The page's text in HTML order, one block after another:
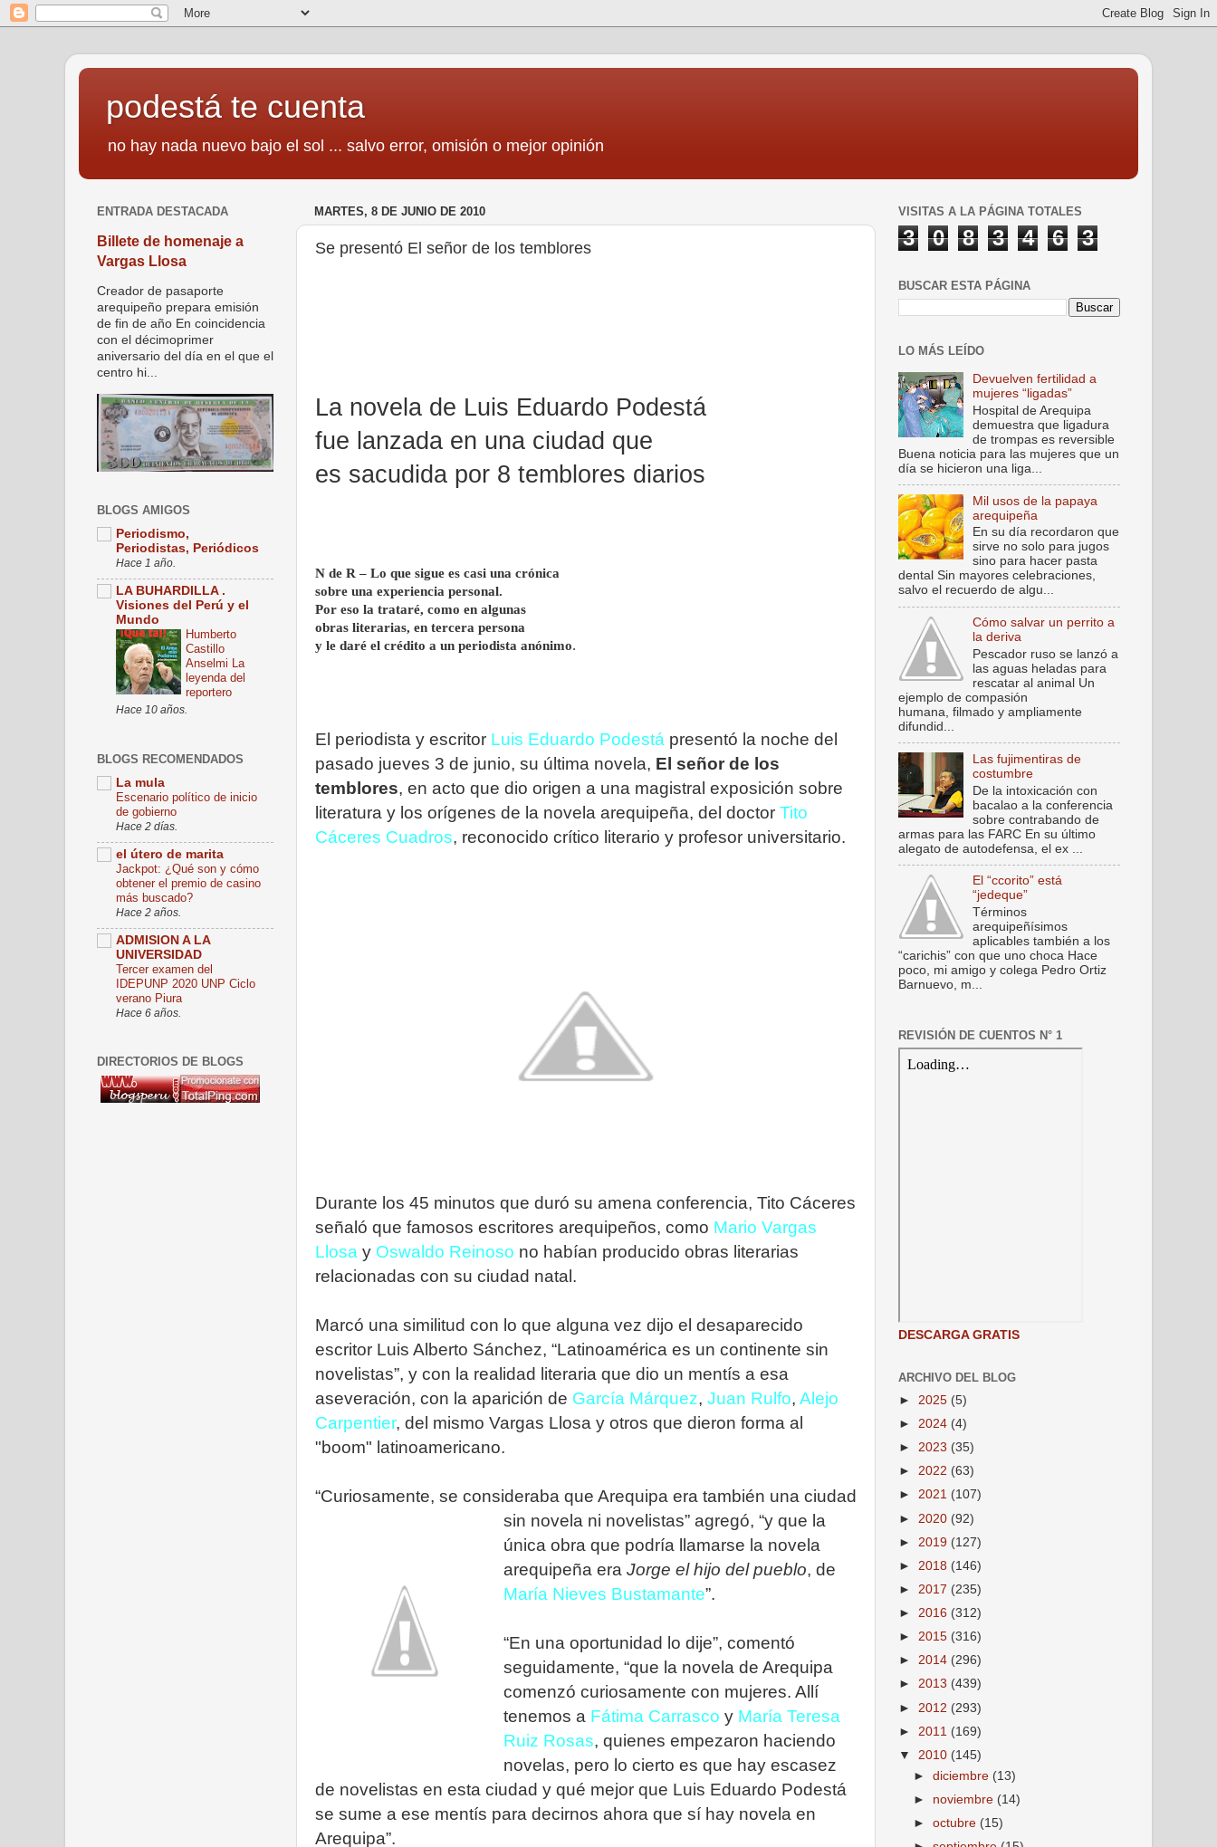
podestá te cuenta
no hay nada nuevo bajo el sol ... salvo error, omisión o mejor opinión
MARTES, 8 DE JUNIO DE 2010
Se presentó El señor de los temblores
La novela de Luis Eduardo Podestá
fue lanzada en una ciudad que
es sacudida por 8 temblores diarios
N de R – Lo que sigue es casi una crónica
sobre una experiencia personal.
Por eso la trataré, como en algunas
obras literarias, en tercera persona
y le daré el crédito a un periodista anónimo.
El periodista y escritor Luis Eduardo Podestá presentó la noche del
pasado jueves 3 de junio, su última novela, El señor de los
temblores, en acto que dio origen a una magistral exposición sobre
literatura y los orígenes de la novela arequipeña, del doctor Tito
Cáceres Cuadros, reconocido crítico literario y profesor universitario.
Durante los 45 minutos que duró su amena conferencia, Tito Cáceres
señaló que famosos escritores arequipeños, como Mario Vargas
Llosa y Oswaldo Reinoso no habían producido obras literarias
relacionadas con su ciudad natal.
Marcó una similitud con lo que alguna vez dijo el desaparecido
escritor Luis Alberto Sánchez, “Latinoamérica es un continente sin
novelistas”, y con la realidad literaria que dio un mentís a esa
aseveración, con la aparición de García Márquez, Juan Rulfo, Alejo
Carpentier, del mismo Vargas Llosa y otros que dieron forma al
"boom" latinoamericano.
“Curiosamente, se consideraba que Arequipa era también una ciudad
sin novela ni novelistas” agregó, “y que la
única obra que podría llamarse la novela
arequipeña era Jorge el hijo del pueblo, de
María Nieves Bustamante”.
“En una oportunidad lo dije”, comentó
seguidamente, “que la novela de Arequipa
comenzó curiosamente con mujeres. Allí
tenemos a Fátima Carrasco y María Teresa
Ruiz Rosas, quienes empezaron haciendo
novelas, pero lo cierto es que hay escasez
de novelistas en esta ciudad y qué mejor que Luis Eduardo Podestá
se sume a ese mentís para decirnos ahora que sí hay novela en
Arequipa”.
ENTRADA DESTACADA
Billete de homenaje a
Vargas Llosa
Creador de pasaporte
arequipeño prepara emisión
de fin de año En coincidencia
con el décimoprimer
aniversario del día en el que el
centro hi...
BLOGS AMIGOS
Periodismo,
Periodistas, Periódicos
Hace 1 año.
LA BUHARDILLA .
Visiones del Perú y el
Mundo
Humberto
Castillo
Anselmi La
leyenda del
reportero
Hace 10 años.
BLOGS RECOMENDADOS
La mula
Escenario político de inicio
de gobierno
Hace 2 días.
el útero de marita
Jackpot: ¿Qué son y cómo
obtener el premio de casino
más buscado?
Hace 2 años.
ADMISION A LA
UNIVERSIDAD
Tercer examen del
IDEPUNP 2020 UNP Ciclo
verano Piura
Hace 6 años.
DIRECTORIOS DE BLOGS
VISITAS A LA PÁGINA TOTALES
3 0 8 3 4 6 3
BUSCAR ESTA PÁGINA
LO MÁS LEÍDO
Devuelven fertilidad a
mujeres “ligadas”
Hospital de Arequipa
demuestra que ligadura
de trompas es reversible
Buena noticia para las mujeres que un
día se hicieron una liga...
Mil usos de la papaya
arequipeña
En su día recordaron que
sirve no solo para jugos
sino para hacer pasta
dental Sin mayores celebraciones,
salvo el recuerdo de algu...
Cómo salvar un perrito a
la deriva
Pescador ruso se lanzó a
las aguas heladas para
rescatar al animal Un
ejemplo de compasión
humana, filmado y ampliamente
difundid...
Las fujimentiras de
costumbre
De la intoxicación con
bacalao a la conferencia
sobre contrabando de
armas para las FARC En su último
alegato de autodefensa, el ex ...
El “ccorito” está
“jedeque”
Términos
arequipeñísimos
aplicables también a los
“carichis” con que uno choca Hace
poco, mi amigo y colega Pedro Ortiz
Barnuevo, m...
REVISIÓN DE CUENTOS N° 1
DESCARGA GRATIS
ARCHIVO DEL BLOG
► 2025 (5)
► 2024 (4)
► 2023 (35)
► 2022 (63)
► 2021 (107)
► 2020 (92)
► 2019 (127)
► 2018 (146)
► 2017 (235)
► 2016 (312)
► 2015 (316)
► 2014 (296)
► 2013 (439)
► 2012 (293)
► 2011 (169)
▼ 2010 (145)
►diciembre (13)
► noviembre (14)
►octubre (15)